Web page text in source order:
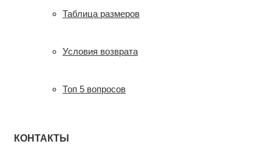
Таблица размеров
Условия возврата
Топ 5 вопросов
КОНТАКТЫ